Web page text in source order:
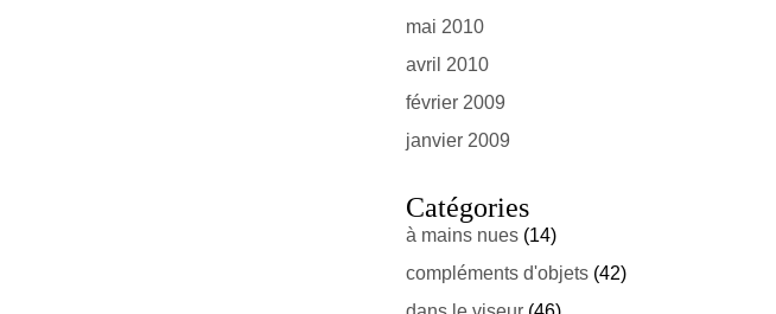
mai 2010
avril 2010
février 2009
janvier 2009
Catégories
à mains nues (14)
compléments d'objets (42)